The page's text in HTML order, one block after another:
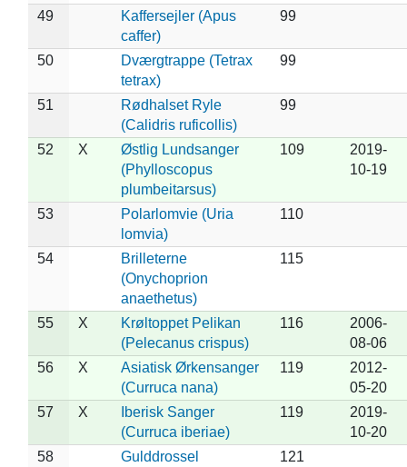
49
Kaffersejler (Apus
caffer)
99
50
Dværgtrappe (Tetrax
tetrax)
99
51
Rødhalset Ryle
(Calidris ruficollis)
99
52 X
Østlig Lundsanger
(Phylloscopus
plumbeitarsus)
109
2019-
10-19
53
Polarlomvie (Uria
lomvia)
110
54
Brilleterne
(Onychoprion
anaethetus)
115
55 X
Krøltoppet Pelikan
(Pelecanus crispus)
116
2006-
08-06
56
X
Asiatisk Ørkensanger
(Curruca nana)
119
2012-
05-20
57
X
Iberisk Sanger
(Curruca iberiae)
119
2019-
10-20
58
Gulddrossel
121